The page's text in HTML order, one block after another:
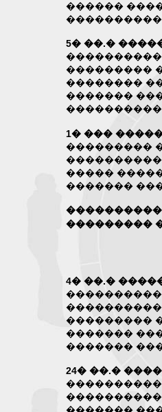
������
5� ��.�
���������
��������
�������
1� ���
���������
�����
�������
���������
4� ��.�
���������
�������
�������
24� ��.�